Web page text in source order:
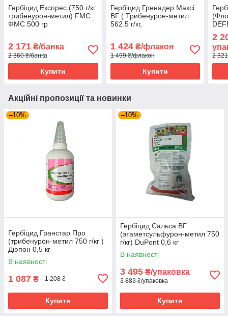
Гербіцид Експрес (750 г/кг
трибенурон-метил) FMC
ФМС 500 гр
2 171 ₴/банка
2 360 ₴/банка
Купити
Гербіцид Гренадер Максі
ВГ ( Трибенурон-метил
562.5 г/кг,
1 424₴/флакон
1 499 ₴/флакон
Купити
2
2
Акційні пропозиції та новинки
–10%
Гербіцид Гранстар Про
(трибенурон-метил 750 г/кг )
Дюпон 0,5 кг
В наявності
1 087 ₴ 1 208 ₴
Купити
–10%
Гербіцид Сальса ВГ
(этаметсульфурон-метил 750
г/кг) DuPont 0,6 кг
В наявності
3 495 ₴/упаковка
3 883 ₴/упаковка
Купити